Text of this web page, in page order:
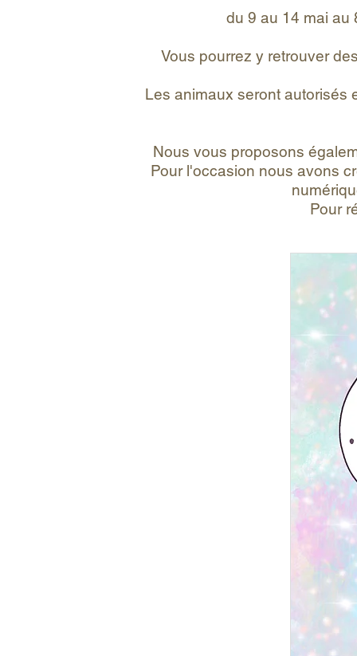
du 9 au 14 mai au
Vous pourrez y retrouver
Les animaux seront autorisés
Nous vous proposons
Pour l'occasion nous avons
Pour